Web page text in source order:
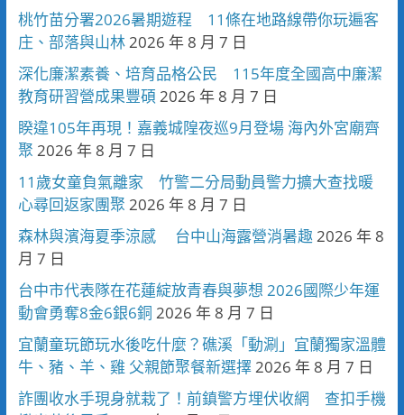
桃竹苗分署2026暑期遊程 11條在地路線帶你玩遍客
庄、部落與山林2026 年 8 月 7 日
深化廉潔素養、培育品格公民 115年度全國高中廉潔
教育研習營成果豐碩 2026 年 8 月 7 日
睽違105年再現！嘉義城隍夜巡9月登場 海內外宮廟齊
聚 2026 年 8 月 7 日
11歲女童負氣離家 竹警二分局動員警力擴大查找暖
心尋回返家團聚 2026 年 8 月 7 日
森林與濱海夏季涼感 台中山海露營消暑趣2026 年 8
月 7 日
台中市代表隊在花蓮綻放青春與夢想 2026國際少年運
動會勇奪8金6銀6銅 2026 年 8 月 7 日
宜蘭童玩節玩水後吃什麼？礁溪「動涮」宜蘭獨家溫體
牛、豬、羊、雞 父親節聚餐新選擇2026 年 8 月 7 日
詐團收水手現身就栽了！前鎮警方埋伏收網 查扣手機